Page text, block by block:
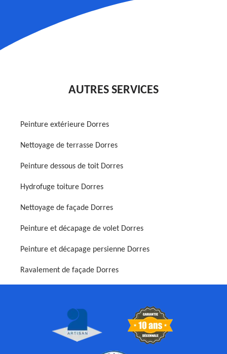
AUTRES SERVICES
Peinture extérieure Dorres
Nettoyage de terrasse Dorres
Peinture dessous de toit Dorres
Hydrofuge toiture Dorres
Nettoyage de façade Dorres
Peinture et décapage de volet Dorres
Peinture et décapage persienne Dorres
Ravalement de façade Dorres